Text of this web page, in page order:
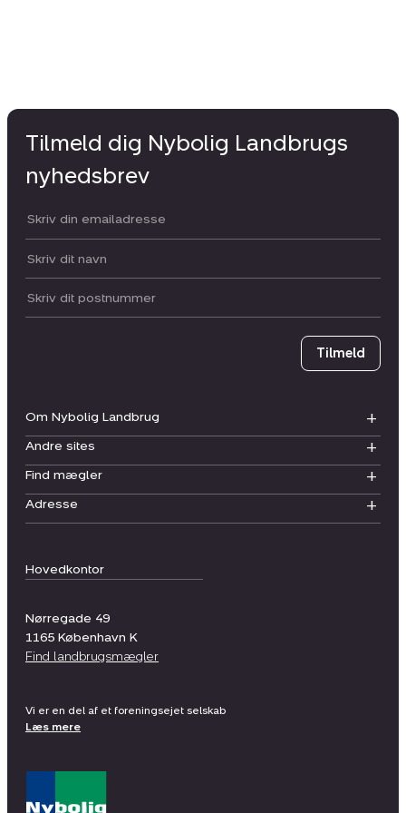
Hovedkontor
Nørregade 49
1165 København K
Find landbrugsmægler
Om Nybolig Landbrug
Andre sites
Find mægler
Adresse
Tilmeld dig Nybolig Landbrugs
nyhedsbrev
Din email:
Dit navn:
Postnummer
Tilmeld
Vi er en del af et foreningsejet selskab
Læs mere